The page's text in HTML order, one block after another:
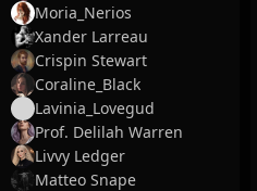
Moria_Nerios
Xander Larreau
Crispin Stewart
Coraline_Black
Lavinia_Lovegud
Prof. Delilah Warren
Livvy Ledger
Matteo Snape